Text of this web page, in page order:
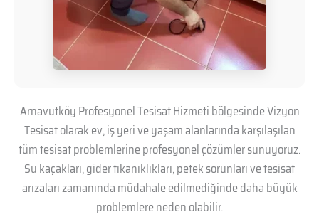
Arnavutköy Profesyonel Tesisat Hizmeti bölgesinde Vizyon
Tesisat olarak ev, iş yeri ve yaşam alanlarında karşılaşılan
tüm tesisat problemlerine profesyonel çözümler sunuyoruz.
Su kaçakları, gider tıkanıklıkları, petek sorunları ve tesisat
arızaları zamanında müdahale edilmediğinde daha büyük
problemlere neden olabilir.